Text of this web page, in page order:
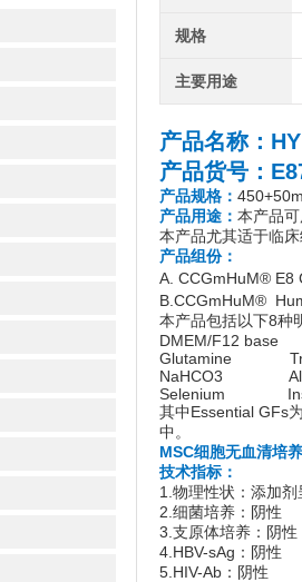
规格
主要用途
产品名称：
产品货号：
产品规格：
产品用途： 本产品
本产品尤其适于临
产品组份：
A. CCGmHuM® E8
B.CCGmHuM®
本产品包括以下8种
DMEM/F12 base
Glutamine
NaHCO3
Selenium
其中Essential GFs
中。
MSC细胞无血清培
技术指标：
1.物理性状：添加
2.细菌培养：阴性
3.支原体培养：阴性
4.HBV-sAg：阴性
5.HIV-Ab：阴性